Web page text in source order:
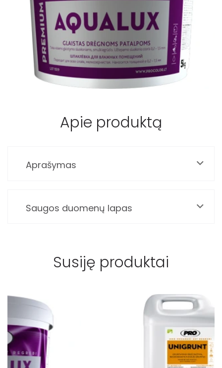
Apie produktą
Aprašymas
Saugos duomenų lapas
Susiję produktai